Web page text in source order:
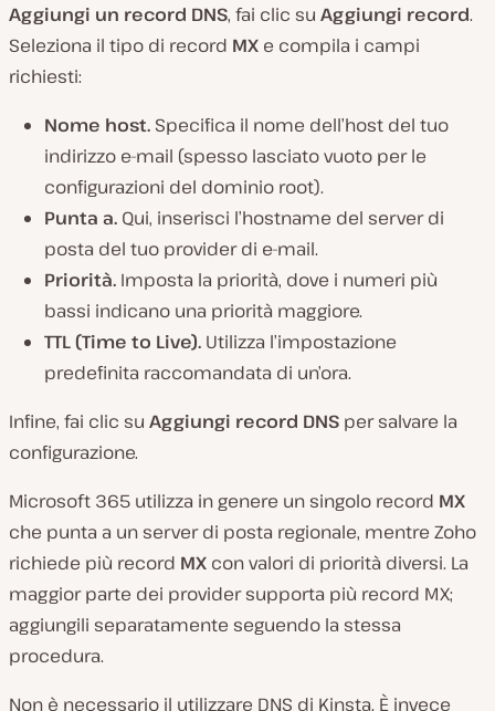
Aggiungi un record DNS, fai clic su Aggiungi record.
Seleziona il tipo di record MX e compila i campi
richiesti:
Nome host. Specifica il nome dell’host del tuo
indirizzo e-mail (spesso lasciato vuoto per le
configurazioni del dominio root).
Punta a. Qui, inserisci l’hostname del server di
posta del tuo provider di e-mail.
Priorità. Imposta la priorità, dove i numeri più
bassi indicano una priorità maggiore.
TTL (Time to Live). Utilizza l’impostazione
predefinita raccomandata di un’ora.
Infine, fai clic su Aggiungi record DNS per salvare la
configurazione.
Microsoft 365 utilizza in genere un singolo record MX
che punta a un server di posta regionale, mentre Zoho
richiede più record MX con valori di priorità diversi. La
maggior parte dei provider supporta più record MX;
aggiungili separatamente seguendo la stessa
procedura.
Non è necessario il utilizzare DNS di Kinsta. È invece